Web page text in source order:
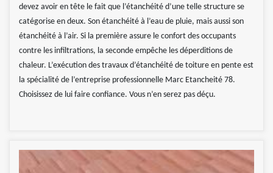
devez avoir en tête le fait que l’étanchéité d’une telle structure se
catégorise en deux. Son étanchéité à l’eau de pluie, mais aussi son
étanchéité à l’air. Si la première assure le confort des occupants
contre les infiltrations, la seconde empêche les déperditions de
chaleur. L’exécution des travaux d’étanchéité de toiture en pente est
la spécialité de l’entreprise professionnelle Marc Etancheité 78.
Choisissez de lui faire confiance. Vous n’en serez pas déçu.